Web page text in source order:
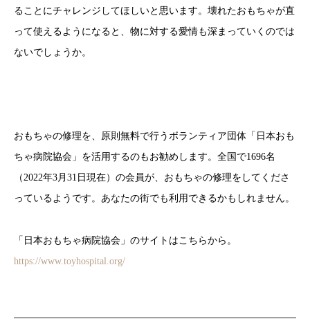
ることにチャレンジしてほしいと思います。壊れたおもちゃが直
って使えるようになると、物に対する愛情も深まっていくのでは
ないでしょうか。
おもちゃの修理を、原則無料で行うボランティア団体「日本おも
ちゃ病院協会」を活用するのもお勧めします。全国で1696名
（2022年3月31日現在）の会員が、おもちゃの修理をしてくださ
っているようです。あなたの街でも利用できるかもしれません。
「日本おもちゃ病院協会」のサイトはこちらから。
https://www.toyhospital.org/